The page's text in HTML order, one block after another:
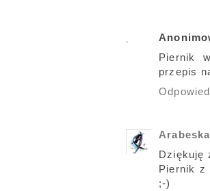
Piernik
przepis
Dziękuję
Piernik z
;-)